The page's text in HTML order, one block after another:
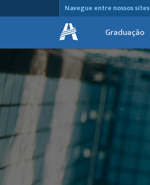
Navegue entre nossos sites
Graduação